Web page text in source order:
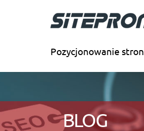
Pozycjonowanie stron
BLOG